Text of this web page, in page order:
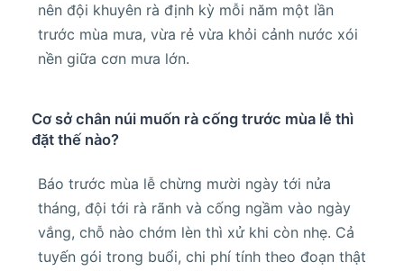
nên đội khuyên rà định kỳ mỗi năm một lần
trước mùa mưa, vừa rẻ vừa khỏi cảnh nước xói
nền giữa cơn mưa lớn.
Cơ sở chân núi muốn rà cống trước mùa lễ thì
đặt thế nào?
Báo trước mùa lễ chừng mười ngày tới nửa
tháng, đội tới rà rãnh và cống ngầm vào ngày
vắng, chỗ nào chớm lèn thì xử khi còn nhẹ. Cả
tuyến gói trong buổi, chi phí tính theo đoạn thật